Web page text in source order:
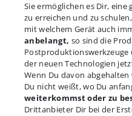
Sie ermöglichen es Dir,
zu erreichen und zu
mit welchem Gerät auch
anbelangt, so sind die
der neuen Technologien
Wenn Du davon
Du nicht weißt, wo Du
weiterkommst oder zu
Drittanbieter Dir bei der